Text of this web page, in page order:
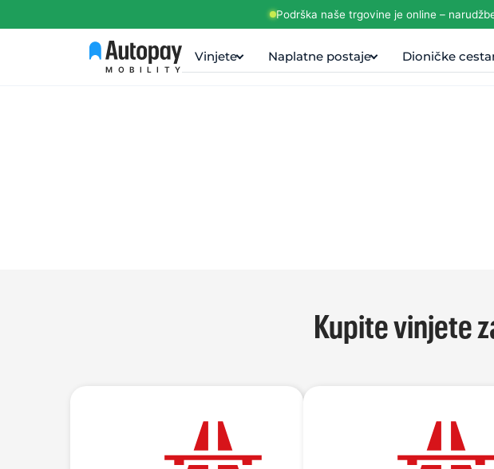
Podrška naše trgovine je online –
MOBILITY
Vinjete Naplatne postaje Dioničke
Kupite vinjete